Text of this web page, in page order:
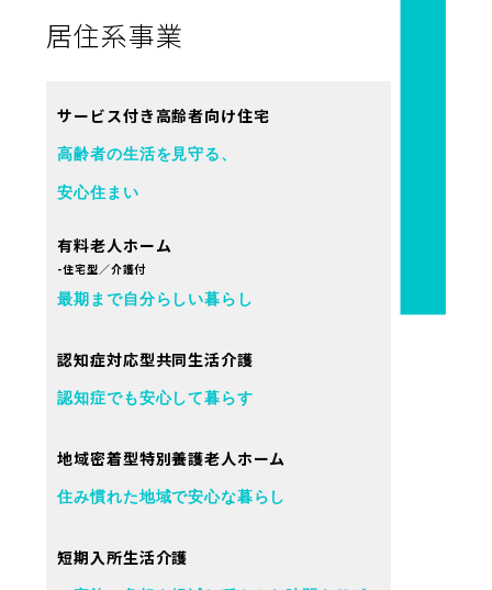
居住系事業
サービス付き高齢者向け住宅
高齢者の生活を見守る、
安心住まい
有料老人ホーム
-住宅型／介護付
最期まで自分らしい暮らし
認知症対応型共同生活介護
認知症でも安心して暮らす
地域密着型特別養護老人ホーム
住み慣れた地域で安心な暮らし
短期入所生活介護